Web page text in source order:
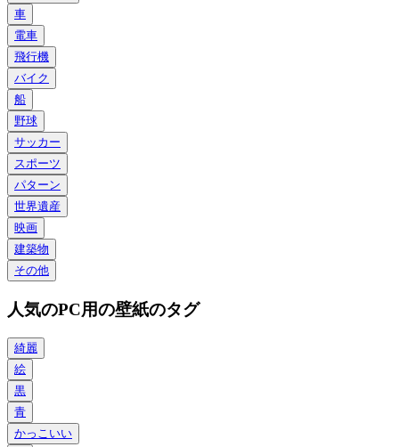
車
電車
飛行機
バイク
船
野球
サッカー
スポーツ
パターン
世界遺産
映画
建築物
その他
人気のPC用の壁紙のタグ
綺麗
絵
黒
青
かっこいい